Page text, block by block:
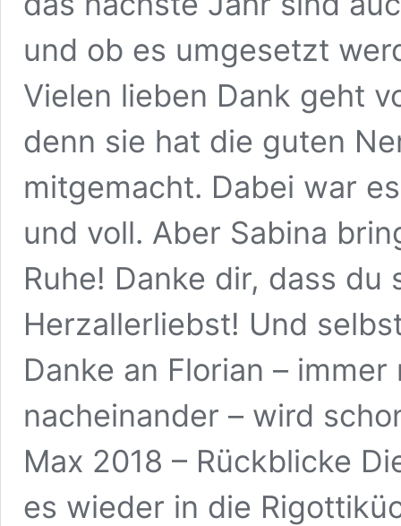
und ob es umgesetzt
Vielen lieben Dank geht
denn sie hat die guten
mitgemacht. Dabei war
und voll. Aber Sabina
Ruhe! Danke dir, dass
Herzallerliebst! Und
Danke an Florian –
nacheinander – wird
Max 2018 – Rückblicke
es wieder in die